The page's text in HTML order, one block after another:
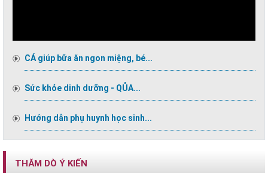
CÁ giúp bữa ăn ngon miệng, bé...
Sức khỏe dinh dưỡng - QỦA...
Hướng dẫn phụ huynh học sinh...
THĂM DÒ Ý KIẾN